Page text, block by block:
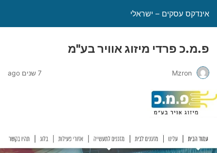
אינדקס עסקים – ישראלי
פ.מ.כ פרדי מיזוג אוויר בע"מ
Mzron 7 שנים ago